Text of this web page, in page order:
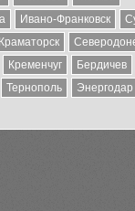
Ивано-Франковск
Краматорск
Кременчуг
Бердичев
Тернополь
Энергодар